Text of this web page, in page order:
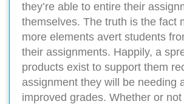
they’re able to entire their
themselves. The truth is the fact
more elements avert students
their assignments. Happily, a
products exist to support them
assignment they will be needing
improved grades. Whether or